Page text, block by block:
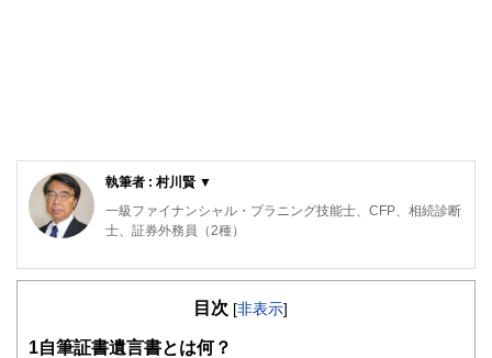
執筆者 : 村川賢 ▼
一級ファイナンシャル・プラニング技能士、CFP、相続診断
士、証券外務員（2種）
早稲田大学大学院を卒業して精密機器メーカーに勤務。50歳
けにお金の知識が身についてない自分に気付き、在職中にフ
社を早期退職してFPとして独立。「お金の知識が重要であ
目次 [非表示]
1自筆証書遺言書とは何？